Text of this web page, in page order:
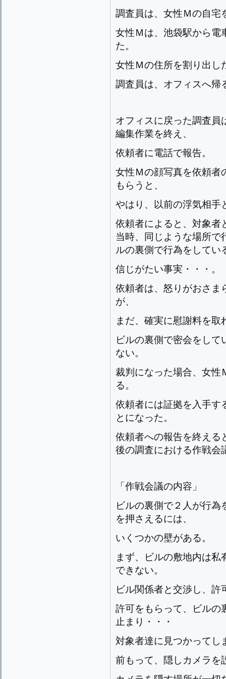
調査員は、女性Ｍの自宅
女性Ｍは、池袋駅から電
た。
女性Ｍの住所を割り出し
調査員は、オフィスへ帰
オフィスに戻った調査員
編集作業を終え、
依頼者に電話で報告。
女性Ｍの顔写真を依頼者
もらうと、
やはり、以前の浮気相手
依頼者によると、対象者
当時、同じような場所で
ルの裏側で行為をしてい
信じがたい事実・・・。
依頼者は、怒りがおさま
が、
まだ、確実に慰謝料を
ビルの裏側で密会をし
ない。
裁判になった場合、女性
る。
依頼者には証拠を入手す
とになった。
依頼者への報告を終える
後の調査における作戦会
「作戦会議の内容」
ビルの裏側で２人が行
を押さえるには、
いくつかの壁がある。
まず、ビルの敷地内は
できない。
ビル関係者と交渉し、許
許可をもらって、ビルの
止まり・・・
対象者達に見つかってし
前もって、隠しカメラを